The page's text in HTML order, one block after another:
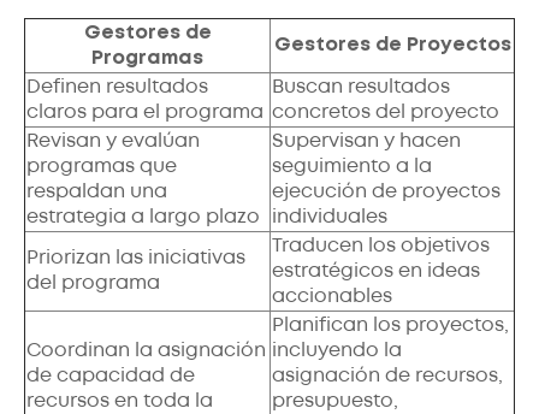
Gestores de
Programas
Gestores de Proyectos
Definen resultados
claros para el programa
Buscan resultados
concretos del proyecto
Revisan y evalúan
programas que
respaldan una
estrategia a largo plazo
Supervisan y hacen
seguimiento a la
ejecución de proyectos
individuales
Priorizan las iniciativas
del programa
Traducen los objetivos
estratégicos en ideas
accionables
Coordinan la asignación
de capacidad de
recursos en toda la
Planifican los proyectos,
incluyendo la
asignación de recursos,
presupuesto,